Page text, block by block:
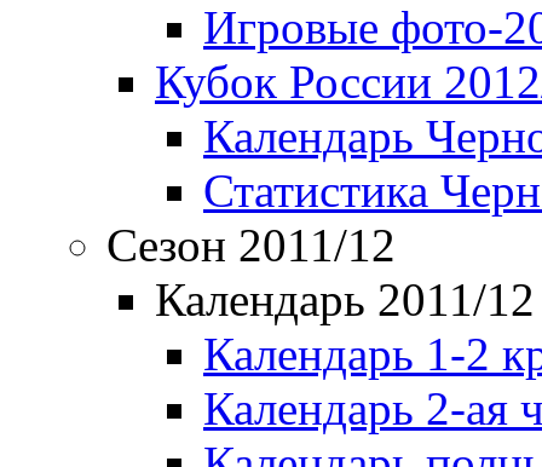
Игровые фото-
Кубок России
Календарь
Статистика
Сезон 2011/12
Календарь 2011/12
Календарь 1-2
Календарь 2-ая